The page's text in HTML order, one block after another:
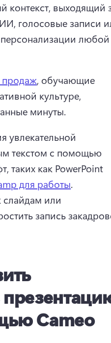
контекст, выходящий
голосовые записи
любой
продаж, обучающие
культуре,
минуты.
увлекательной
текстом с помощью
таких как PowerPoint
new tab)
для работы
слайдам или
запись
Cameo